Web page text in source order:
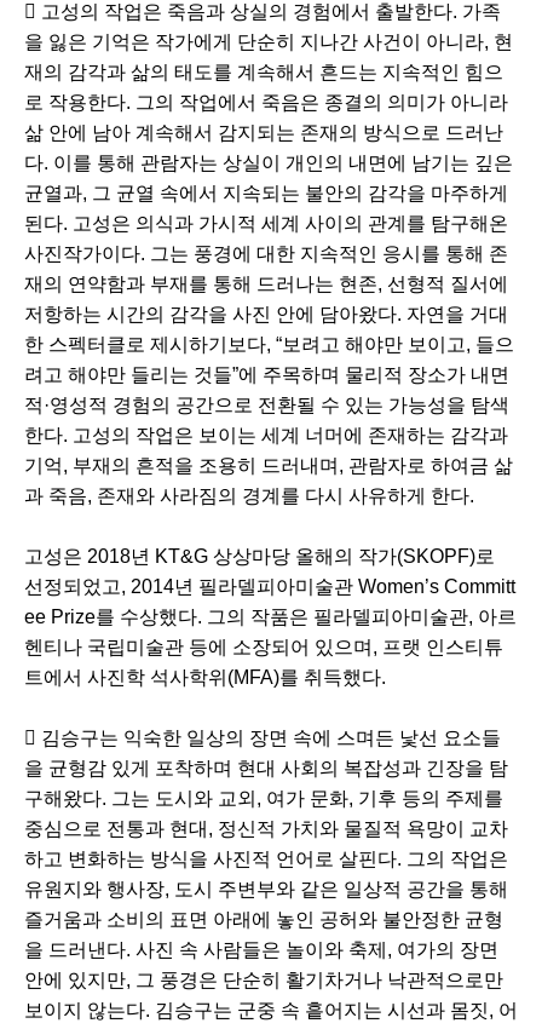
 고성의 작업은 죽음과 상실의 경험에서 출발한다. 가족
을 잃은 기억은 작가에게 단순히 지나간 사건이 아니라, 현
재의 감각과 삶의 태도를 계속해서 흔드는 지속적인 힘으
로 작용한다. 그의 작업에서 죽음은 종결의 의미가 아니라
삶 안에 남아 계속해서 감지되는 존재의 방식으로 드러난
다. 이를 통해 관람자는 상실이 개인의 내면에 남기는 깊은
균열과, 그 균열 속에서 지속되는 불안의 감각을 마주하게
된다. 고성은 의식과 가시적 세계 사이의 관계를 탐구해온
사진작가이다. 그는 풍경에 대한 지속적인 응시를 통해 존
재의 연약함과 부재를 통해 드러나는 현존, 선형적 질서에
저항하는 시간의 감각을 사진 안에 담아왔다. 자연을 거대
한 스펙터클로 제시하기보다, “보려고 해야만 보이고, 들으
려고 해야만 들리는 것들”에 주목하며 물리적 장소가 내면
적·영성적 경험의 공간으로 전환될 수 있는 가능성을 탐색
한다. 고성의 작업은 보이는 세계 너머에 존재하는 감각과
기억, 부재의 흔적을 조용히 드러내며, 관람자로 하여금 삶
과 죽음, 존재와 사라짐의 경계를 다시 사유하게 한다.
고성은 2018년 KT&G 상상마당 올해의 작가(SKOPF)로
선정되었고, 2014년 필라델피아미술관 Women’s Committ
ee Prize를 수상했다. 그의 작품은 필라델피아미술관, 아르
헨티나 국립미술관 등에 소장되어 있으며, 프랫 인스티튜
트에서 사진학 석사학위(MFA)를 취득했다.
 김승구는 익숙한 일상의 장면 속에 스며든 낯선 요소들
을 균형감 있게 포착하며 현대 사회의 복잡성과 긴장을 탐
구해왔다. 그는 도시와 교외, 여가 문화, 기후 등의 주제를
중심으로 전통과 현대, 정신적 가치와 물질적 욕망이 교차
하고 변화하는 방식을 사진적 언어로 살핀다. 그의 작업은
유원지와 행사장, 도시 주변부와 같은 일상적 공간을 통해
즐거움과 소비의 표면 아래에 놓인 공허와 불안정한 균형
을 드러낸다. 사진 속 사람들은 놀이와 축제, 여가의 장면
안에 있지만, 그 풍경은 단순히 활기차거나 낙관적으로만
보이지 않는다. 김승구는 군중 속 흩어지는 시선과 몸짓, 어